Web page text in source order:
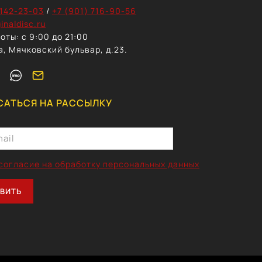
23-03 / +7 (901) 716-90-56
с 9:00 до 21:00
Мячковский бульвар, д.23.
НА РАССЫЛКУ
на обработку персональных данных